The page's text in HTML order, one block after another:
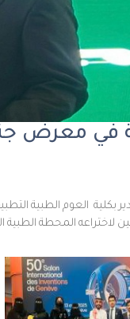
في معرض
لاختراعه المحطة الطبية